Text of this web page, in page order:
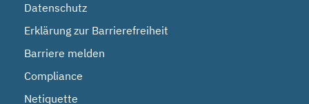
Datenschutz
Erklärung zur Barrierefreiheit
Barriere melden
Compliance
Netiquette